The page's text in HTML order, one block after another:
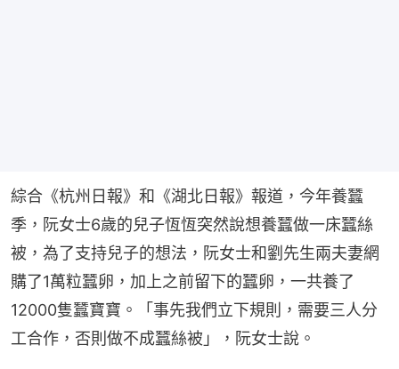
綜合《杭州日報》和《湖北日報》報道，今年養蠶
季，阮女士6歲的兒子恆恆突然說想養蠶做一床蠶絲
被，為了支持兒子的想法，阮女士和劉先生兩夫妻網
購了1萬粒蠶卵，加上之前留下的蠶卵，一共養了
12000隻蠶寶寶。「事先我們立下規則，需要三人分
工合作，否則做不成蠶絲被」，阮女士說。